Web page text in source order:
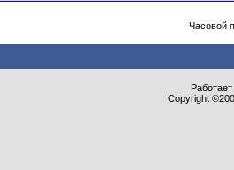
Часовой
Copyright